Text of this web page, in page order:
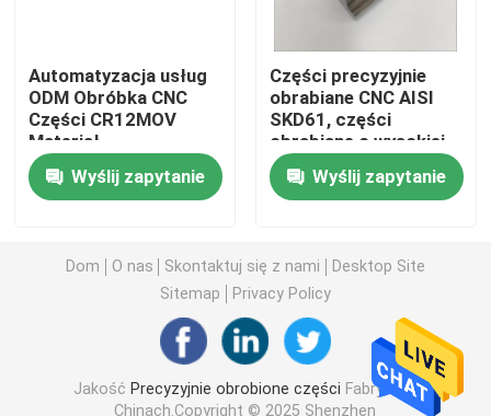
Precyzyjne części formy
Części do tokarek CNC
Precyzyjne części toczone
Części z tworzyw sztucznych
Części do form wtryskowych
Automatyzacja usług
ODM Obróbka CNC
Części CR12MOV
Materiał
Wyślij zapytanie
Części precyzyjnie
obrabiane CNC AISI
SKD61, części
obrabiane o wysokiej
precyzji
Wyślij zapytanie
Dom O nas Skontaktuj się z nami
Desktop Site
Sitemap
Privacy Policy
Jakość Precyzyjnie obrobione części Fabryka w
Chinach.Copyright © 2025 Shenzhen